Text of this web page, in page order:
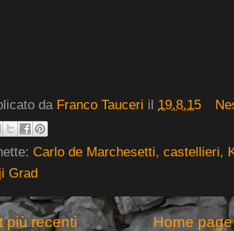
da Franco Tauceri il 19.8.15
Carlo de Marchesetti, castellieri,
Grad
più recenti
Home page